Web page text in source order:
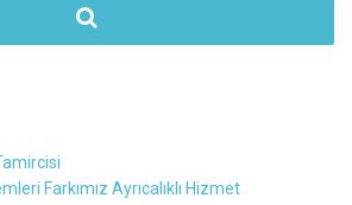
Farkımız Ayrıcalıklı Hizmet